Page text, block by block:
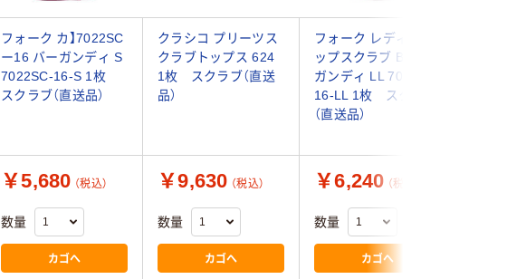
フォーク カ】7022SC
ー16 バーガンディ S
7022SC-16-S 1枚
スクラブ（直送品）
クラシコ プリーツス
クラブトップス 624
1枚 スクラブ（直送
品）
フォーク レディスジ
ップスクラブ B×バー
ガンディ LL 7038SC-
16-LL 1枚 スクラブ
（直送品）
￥5,680 （税込）
数量
カゴへ
￥9,630 （税込）
数量
カゴへ
￥6,240 （税込）
数量
カゴへ